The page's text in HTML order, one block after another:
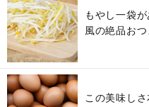
もやし一袋
風の絶品お
この美味し